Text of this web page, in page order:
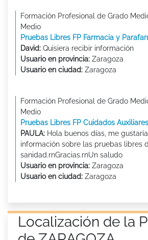
Formación Profesional de Grado
Medio
Pruebas Libres FP Farmacia y
David: Quisiera recibir información
Usuario en provincia: Zaragoza
Usuario en ciudad: Zaragoza
Formación Profesional de Grado
Medio
Pruebas Libres FP Cuidados
PAULA: Hola buenos días, me
información sobre las pruebas libres
sanidad.rnGracias.rnUn saludo
Usuario en provincia: Zaragoza
Usuario en ciudad: Zaragoza
Localización de la